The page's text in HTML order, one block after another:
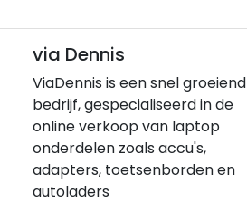
via Dennis
ViaDennis is een snel groeiend
bedrijf, gespecialiseerd in de
online verkoop van laptop
onderdelen zoals accu's,
adapters, toetsenborden en
autoladers